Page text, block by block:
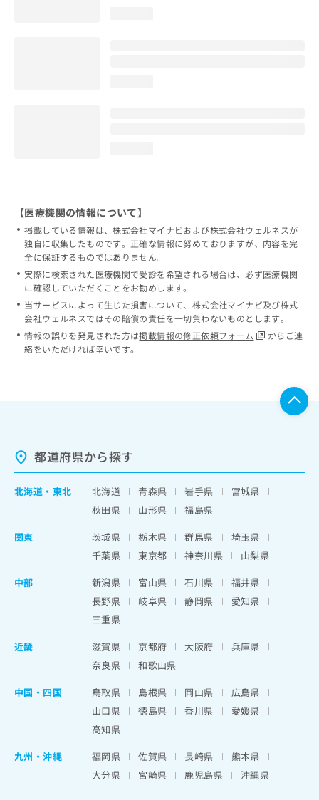
【医療機関の情報について】
掲載している情報は、株式会社マイナビおよび株式会社ウェルネスが
独自に収集したものです。正確な情報に努めておりますが、内容を完
全に保証するものではありません。
実際に検索された医療機関で受診を希望される場合は、必ず医療機関
に確認していただくことをお勧めします。
当サービスによって生じた損害について、株式会社マイナビ及び株式
会社ウェルネスではその賠償の責任を一切負わないものとします。
情報の誤りを発見された方は掲載情報の修正依頼フォーム
からご連
絡をいただければ幸いです。
都道府県から探す
北海道 ・ 東北 北海道 青森県 岩手県
宮城県
秋田県
山形県
福島県
関東
茨城県 栃木県 群馬県
埼玉県
千葉県
東京都 神奈川県
山梨県
中部
新潟県 富山県 石川県
福井県
長野県
岐阜県 静岡県
愛知県
三重県
近畿
滋賀県 京都府 大阪府
兵庫県
奈良県
和歌山県
中国・四国
鳥取県 島根県 岡山県
広島県
山口県
徳島県 香川県
愛媛県
高知県
九州・沖縄
福岡県 佐賀県 長崎県
熊本県
大分県
宮崎県 鹿児島県 沖縄県